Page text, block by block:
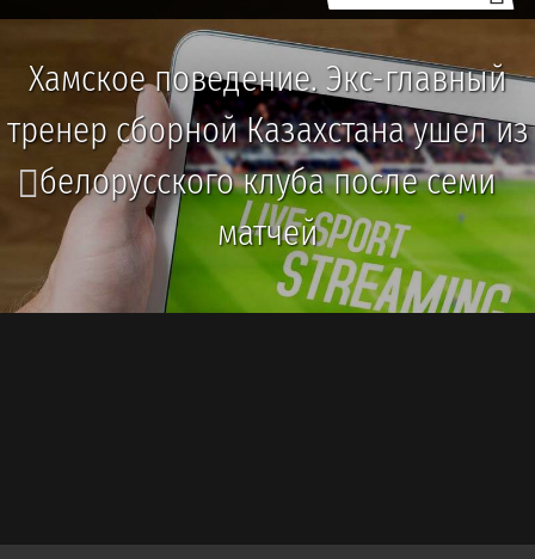
Хамское поведение. Экс-главный
тренер сборной Казахстана ушел из
белорусского клуба после семи
матчей